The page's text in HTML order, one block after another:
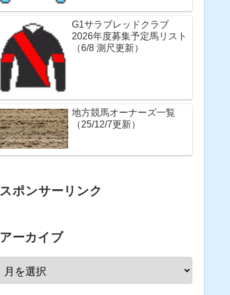
G1サラブレッドクラブ
2026年度募集予定馬リスト
（6/8 測尺更新）
地方競馬オーナーズ一覧
（25/12/7更新）
スポンサーリンク
アーカイブ